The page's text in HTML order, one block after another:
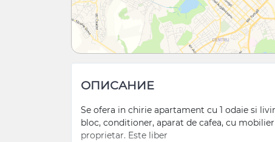
ОПИСАНИЕ
Se ofera in chirie apartament cu 1 odaie si
bloc, conditioner, aparat de cafea, cu
proprietar. Este liber